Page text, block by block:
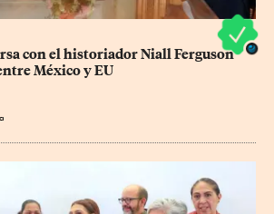
con el historiador Niall Ferguson
México y EU